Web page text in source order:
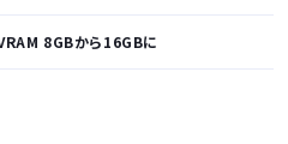
8GBから16GBに